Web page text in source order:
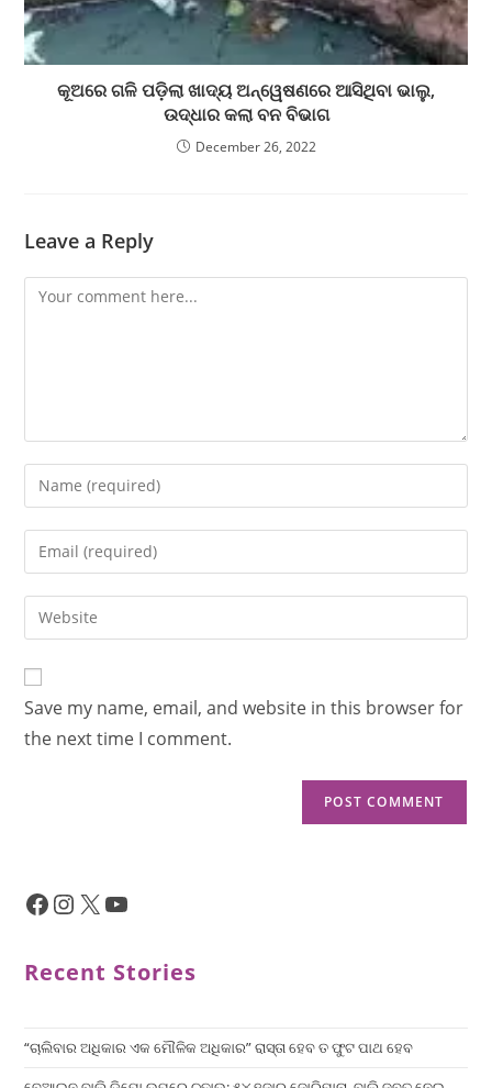
କୂଅରେ ଗଳି ପଡ଼ିଲା ଖାଦ୍ୟ ଅନ୍ୱେଷଣରେ ଆସିଥିବା ଭାଲୁ,
ଉଦ୍ଧାର କଲା ବନ ବିଭାଗ
December 26, 2022
Leave a Reply
Save my name, email, and website in this browser for
the next time I comment.
Recent Stories
“ଚାଲିବାର ଅଧିକାର ଏକ ମୌଳିକ ଅଧିକାର” ରାସ୍ତା ହେବ ତ ଫୁଟ ପାଥ ହେବ